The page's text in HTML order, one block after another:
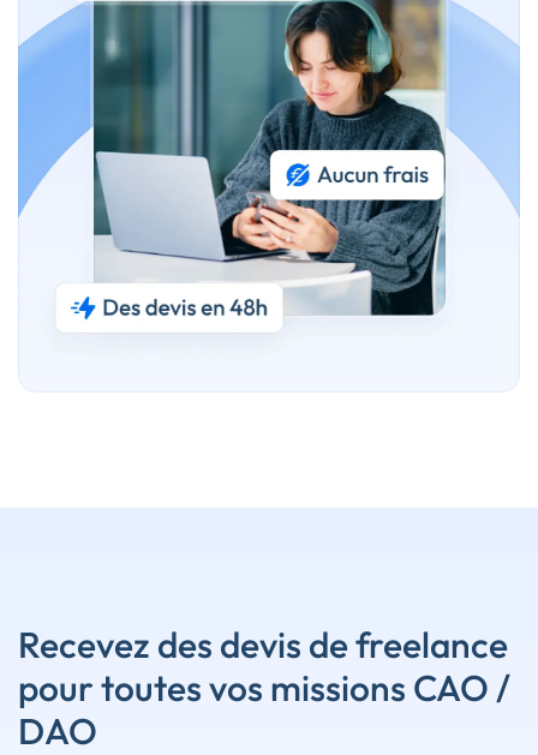
Recevez des devis de freelance
pour toutes vos missions CAO /
DAO